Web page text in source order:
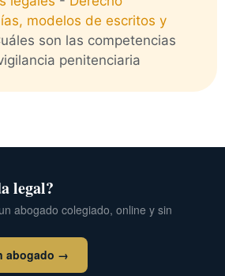
modelos de escritos y
son las competencias
penitenciaria
legal?
abogado colegiado, online y sin
abogado →